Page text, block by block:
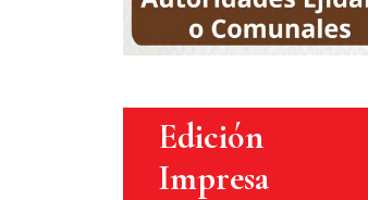
Edición
Impresa